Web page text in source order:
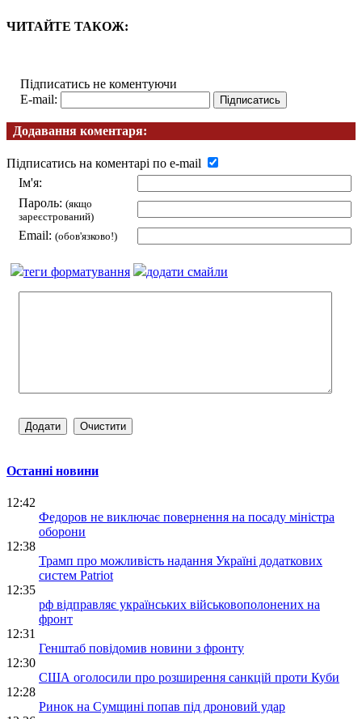
ЧИТАЙТЕ ТАКОЖ:
Підписатись не коментуючи
E-mail:
Додавання коментаря:
Підписатись на коментарі по e-mail
Ім'я:
Пароль: (якщо
зареєстрований)
Email: (обов'язково!)
теги форматування додати смайли
Останні новини
12:42
Федоров не виключає повернення на посаду міністра
оборони
12:38
Трамп про можливість надання Україні додаткових
систем Patriot
12:35
рф відправляє українських військовополонених на
фронт
12:31
Генштаб повідомив новини з фронту
12:30
США оголосили про розширення санкцій проти Куби
12:28
Ринок на Сумщині попав під дроновий удар